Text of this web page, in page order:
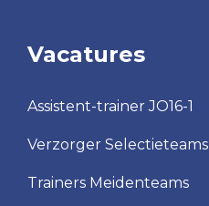
Vacatures
Assistent-trainer JO16-1
Verzorger Selectieteams
Trainers Meidenteams